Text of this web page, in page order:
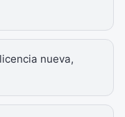
nueva,